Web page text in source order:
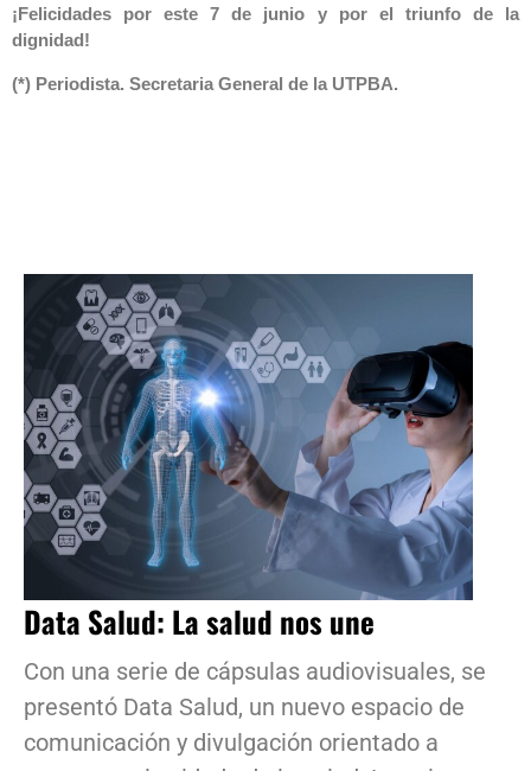
¡Felicidades por este 7 de junio y por el triunfo de la
dignidad!
(*) Periodista. Secretaria General de la UTPBA.
Data Salud: La salud nos une
Con una serie de cápsulas audiovisuales, se
presentó Data Salud, un nuevo espacio de
comunicación y divulgación orientado a